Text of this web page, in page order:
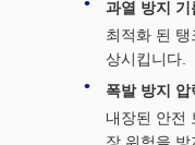
과열 방지 기
최적화 된
상시킵니다.
폭발 방지 압
내장된 안전
장 위험을 방